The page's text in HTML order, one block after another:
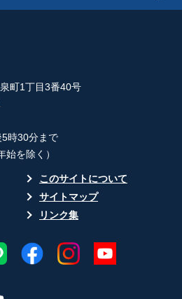
町1丁目3番40号
時30分まで
始を除く）
このサイトについて
サイトマップ
リンク集